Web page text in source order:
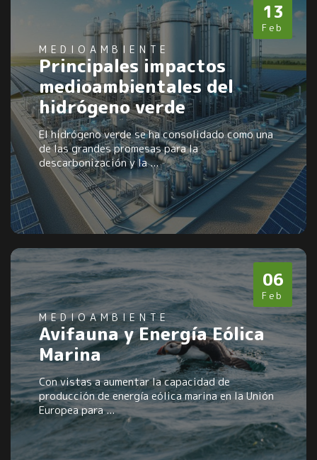
MEDIOAMBIENTE
Principales impactos
medioambientales del
hidrógeno verde
El hidrógeno verde se ha consolidado como una
de las grandes promesas para la
descarbonización y la ...
13
Feb
MEDIOAMBIENTE
Avifauna y Energía Eólica
Marina
Con vistas a aumentar la capacidad de
producción de energía eólica marina en la Unión
Europea para ...
06
Feb